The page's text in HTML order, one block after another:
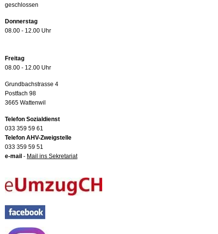
geschlossen
Donnerstag
08.00 - 12.00 Uhr
Freitag
08.00 - 12.00 Uhr
Grundbachstrasse 4
Postfach 98
3665 Wattenwil
Telefon Sozialdienst
033 359 59 61
Telefon AHV-Zweigstelle
033 359 59 51
e-mail - Mail ins Sekretariat